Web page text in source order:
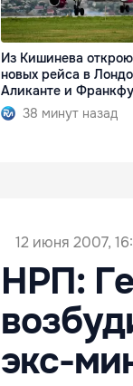
Из Кишинева
новых рейса в
Аликанте и
38 минут назад
12 июня 2007,
НРП:
экс-